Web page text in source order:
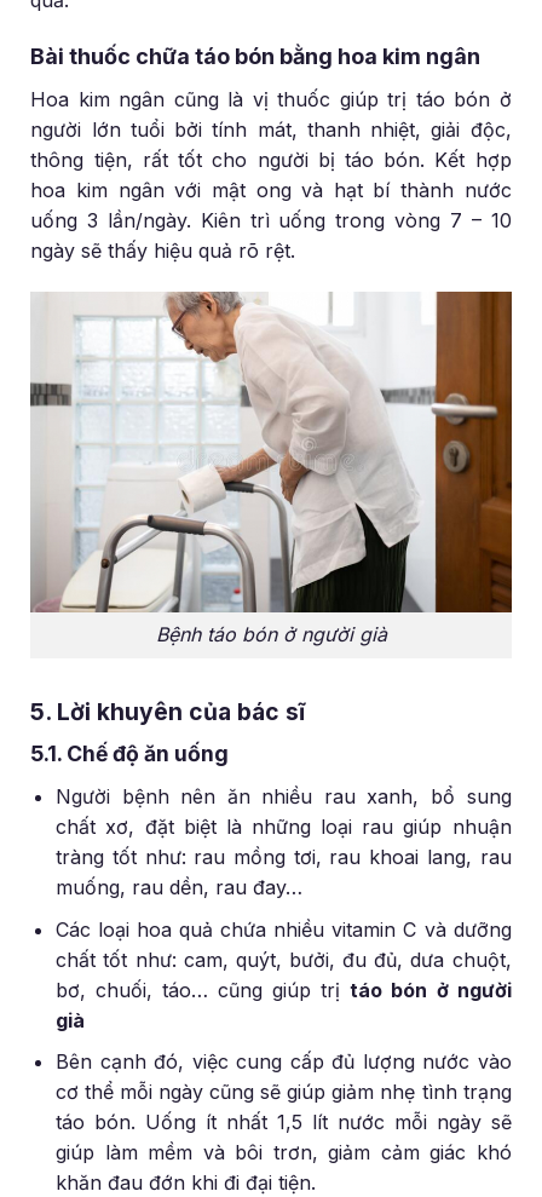
Bài thuốc chữa táo bón bằng hoa kim ngân
Hoa kim ngân cũng là vị thuốc giúp trị táo bón ở
người lớn tuổi bởi tính mát, thanh nhiệt, giải độc,
thông tiện, rất tốt cho người bị táo bón. Kết hợp
hoa kim ngân với mật ong và hạt bí thành nước
uống 3 lần/ngày. Kiên trì uống trong vòng 7 – 10
ngày sẽ thấy hiệu quả rõ rệt.
Bệnh táo bón ở người già
5. Lời khuyên của bác sĩ
5.1. Chế độ ăn uống
Người bệnh nên ăn nhiều rau xanh, bổ sung
chất xơ, đặt biệt là những loại rau giúp nhuận
tràng tốt như: rau mồng tơi, rau khoai lang, rau
muống, rau dền, rau đay…
Các loại hoa quả chứa nhiều vitamin C và dưỡng
chất tốt như: cam, quýt, bưởi, đu đủ, dưa chuột,
bơ, chuối, táo… cũng giúp trịtáo bón ở người
già
Bên cạnh đó, việc cung cấp đủ lượng nước vào
cơ thể mỗi ngày cũng sẽ giúp giảm nhẹ tình trạng
táo bón. Uống ít nhất 1,5 lít nước mỗi ngày sẽ
giúp làm mềm và bôi trơn, giảm cảm giác khó
khăn đau đớn khi đi đại tiện.